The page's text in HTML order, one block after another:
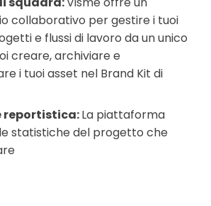
collaborativo per gestire i tuoi
e flussi di lavoro da un unico
creare, archiviare e
i tuoi asset nel Brand Kit di
reportistica:La piattaforma
statistiche del progetto che